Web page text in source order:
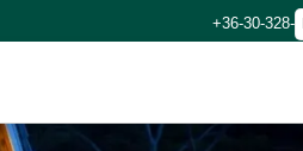
+36-30-328-